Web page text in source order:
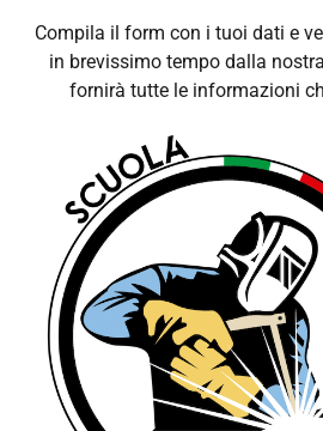
Compila il form con i tuoi dati e
in brevissimo tempo dalla
fornirà tutte le informazioni